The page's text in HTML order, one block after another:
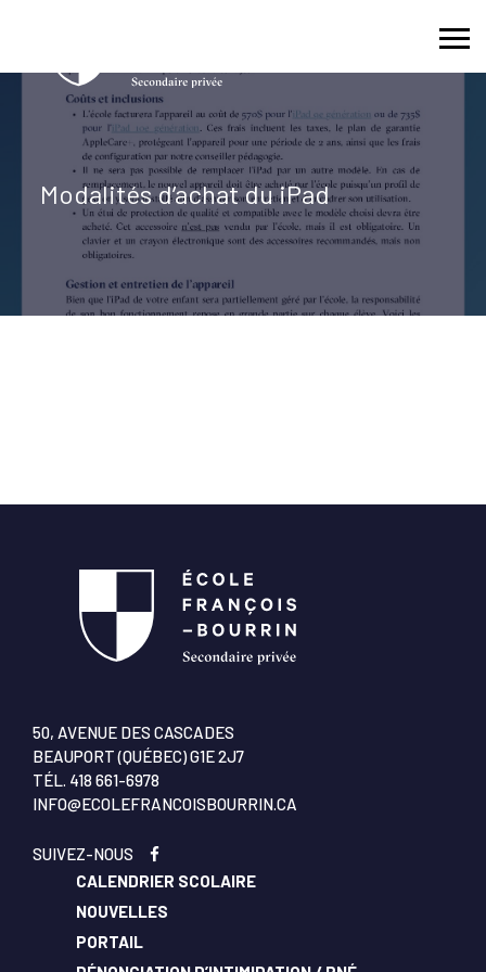
Modalités d’achat du iPad
50, AVENUE DES CASCADES
BEAUPORT (QUÉBEC) G1E 2J7
TÉL. 418 661-6978
INFO@ECOLEFRANCOISBOURRIN.CA
SUIVEZ-NOUS
CALENDRIER SCOLAIRE
NOUVELLES
PORTAIL